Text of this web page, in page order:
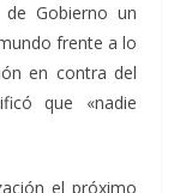
Gobierno un
frente a lo
en contra del
que «nadie
el próximo